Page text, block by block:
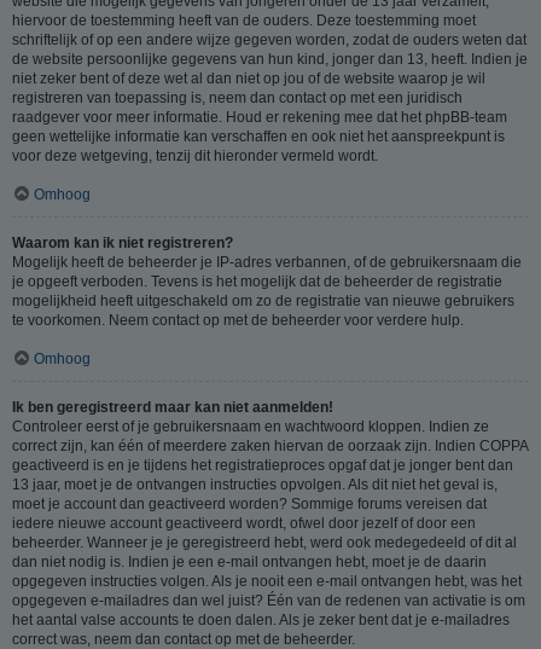
hiervoor de toestemming heeft van de ouders. Deze toestemming moet
schriftelijk of op een andere wijze gegeven worden, zodat de ouders weten dat
de website persoonlijke gegevens van hun kind, jonger dan 13, heeft. Indien je
niet zeker bent of deze wet al dan niet op jou of de website waarop je wil
registreren van toepassing is, neem dan contact op met een juridisch
raadgever voor meer informatie. Houd er rekening mee dat het phpBB-team
geen wettelijke informatie kan verschaffen en ook niet het aanspreekpunt is
voor deze wetgeving, tenzij dit hieronder vermeld wordt.
Omhoog
Waarom kan ik niet registreren?
Mogelijk heeft de beheerder je IP-adres verbannen, of de gebruikersnaam die
je opgeeft verboden. Tevens is het mogelijk dat de beheerder de registratie
mogelijkheid heeft uitgeschakeld om zo de registratie van nieuwe gebruikers
te voorkomen. Neem contact op met de beheerder voor verdere hulp.
Omhoog
Ik ben geregistreerd maar kan niet aanmelden!
Controleer eerst of je gebruikersnaam en wachtwoord kloppen. Indien ze
correct zijn, kan één of meerdere zaken hiervan de oorzaak zijn. Indien COPPA
geactiveerd is en je tijdens het registratieproces opgaf dat je jonger bent dan
13 jaar, moet je de ontvangen instructies opvolgen. Als dit niet het geval is,
moet je account dan geactiveerd worden? Sommige forums vereisen dat
iedere nieuwe account geactiveerd wordt, ofwel door jezelf of door een
beheerder. Wanneer je je geregistreerd hebt, werd ook medegedeeld of dit al
dan niet nodig is. Indien je een e-mail ontvangen hebt, moet je de daarin
opgegeven instructies volgen. Als je nooit een e-mail ontvangen hebt, was het
opgegeven e-mailadres dan wel juist? Één van de redenen van activatie is om
het aantal valse accounts te doen dalen. Als je zeker bent dat je e-mailadres
correct was, neem dan contact op met de beheerder.